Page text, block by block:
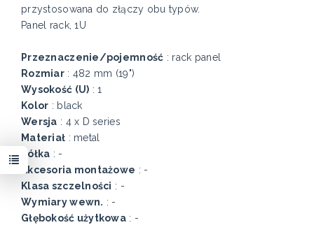
przystosowana do złączy obu typów.
Panel rack, 1U
Przeznaczenie/pojemność : rack panel
Rozmiar: 482 mm (19")
Wysokość (U) : 1
Kolor : black
Wersja : 4 x D series
Materiał : metal
Kółka : -
Akcesoria montażowe : -
Klasa szczelności : -
Wymiary wewn. : -
Głębokość użytkowa : -